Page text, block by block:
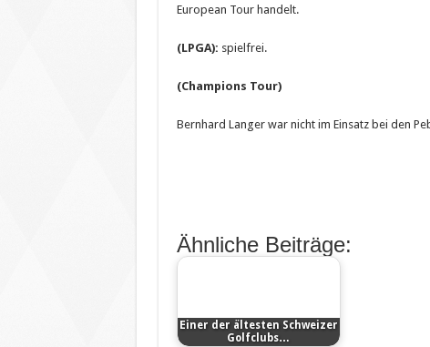
European Tour handelt.
(LPGA): spielfrei.
(Champions Tour)
Bernhard Langer war nicht im Einsatz bei den
Ähnliche Beiträge:
Einer der ältesten Schweizer
Golfclubs…